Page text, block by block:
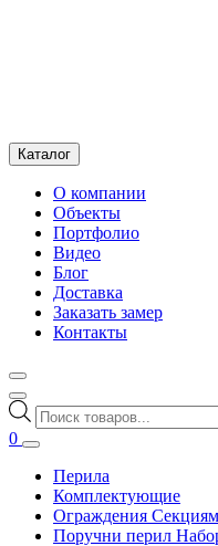
Каталог
О компании
Объекты
Портфолио
Видео
Блог
Доставка
Заказать замер
Контакты
Поиск
товаров
0
Перила
Комплектующие
Ограждения
Поручни перил